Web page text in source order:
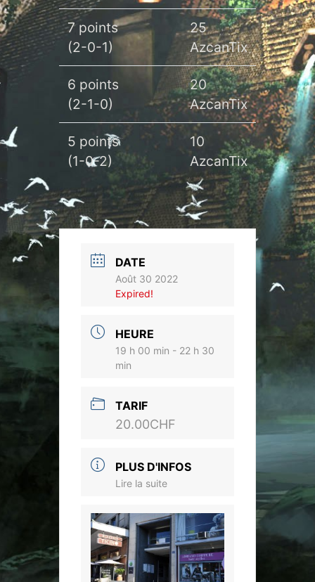
7 points
(2-0-1)
25
AzcanTix
6 points
(2-1-0)
20
AzcanTix
5 points
(1-0-2)
10
AzcanTix
DATE
Août 30 2022
Expired!
HEURE
19 h 00 min - 22 h 30
min
TARIF
20.00CHF
PLUS D'INFOS
Lire la suite